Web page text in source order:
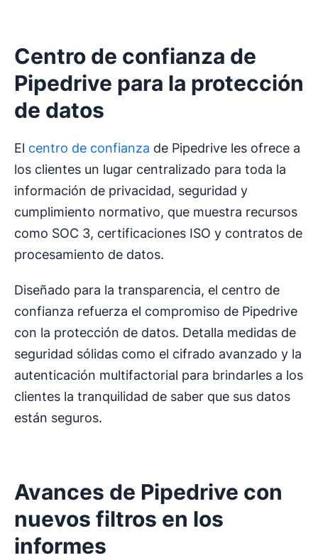
Centro de confianza de
Pipedrive para la protección
de datos
El centro de confianza de Pipedrive les ofrece a
los clientes un lugar centralizado para toda la
información de privacidad, seguridad y
cumplimiento normativo, que muestra recursos
como SOC 3, certificaciones ISO y contratos de
procesamiento de datos.
Diseñado para la transparencia, el centro de
confianza refuerza el compromiso de Pipedrive
con la protección de datos. Detalla medidas de
seguridad sólidas como el cifrado avanzado y la
autenticación multifactorial para brindarles a los
clientes la tranquilidad de saber que sus datos
están seguros.
Avances de Pipedrive con
nuevos filtros en los
informes